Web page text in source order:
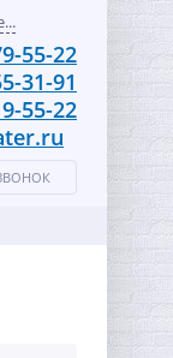
55-22
31-91
55-22